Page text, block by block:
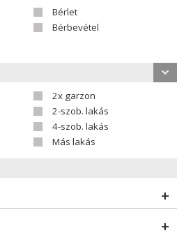
Bérlet
Bérbevétel
2x garzon
2-szob. lakás
4-szob. lakás
Más lakás